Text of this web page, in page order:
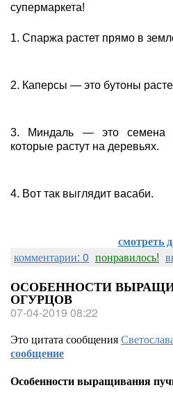
супермаркета!
1. Спаржа растет прямо в
2. Каперсы — это бутоны
3. Миндаль — это семена в
которые растут на деревьях.
4. Вот так выглядит васаби.
смотреть
комментарии: 0 понравилось!
ОСОБЕННОСТИ
ОГУРЦОВ
07-04-2019 08:22
Это цитата сообщения
сообщение
Особенности выращивания